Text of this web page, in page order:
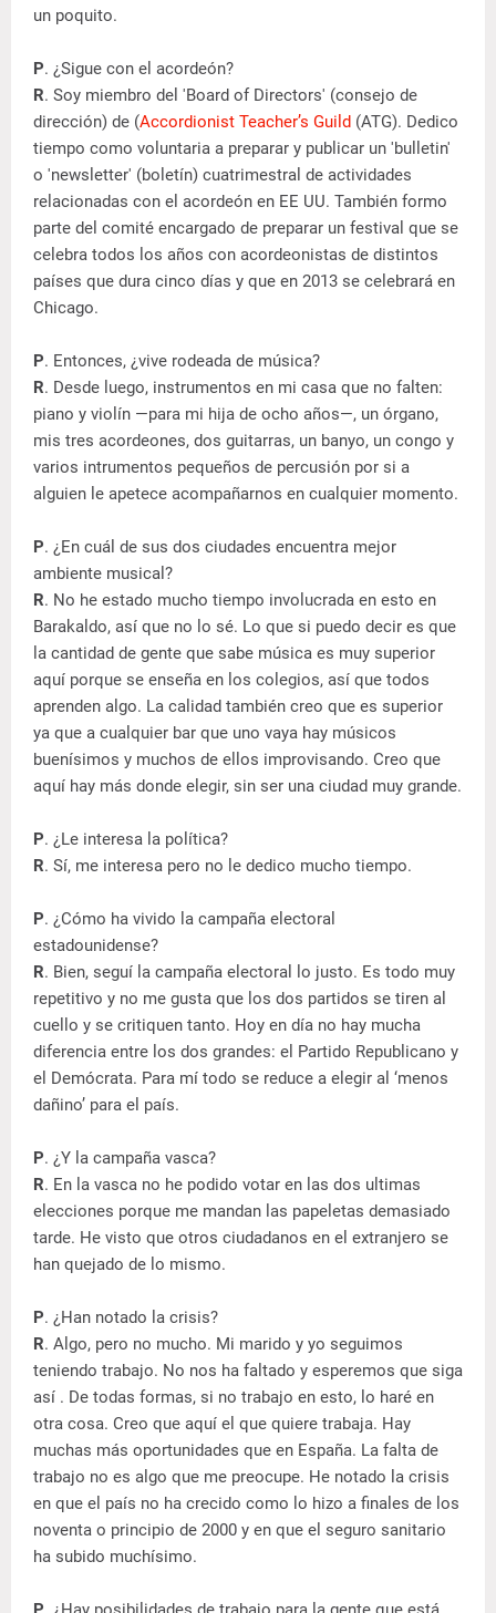
un poquito.
P. ¿Sigue con el acordeón?
R. Soy miembro del 'Board of Directors' (consejo de
dirección) de (Accordionist Teacher’s Guild (ATG). Dedico
tiempo como voluntaria a preparar y publicar un 'bulletin'
o 'newsletter' (boletín) cuatrimestral de actividades
relacionadas con el acordeón en EE UU. También formo
parte del comité encargado de preparar un festival que se
celebra todos los años con acordeonistas de distintos
países que dura cinco días y que en 2013 se celebrará en
Chicago.
P. Entonces, ¿vive rodeada de música?
R. Desde luego, instrumentos en mi casa que no falten:
piano y violín —para mi hija de ocho años—, un órgano,
mis tres acordeones, dos guitarras, un banyo, un congo y
varios intrumentos pequeños de percusión por si a
alguien le apetece acompañarnos en cualquier momento.
P. ¿En cuál de sus dos ciudades encuentra mejor
ambiente musical?
R. No he estado mucho tiempo involucrada en esto en
Barakaldo, así que no lo sé. Lo que si puedo decir es que
la cantidad de gente que sabe música es muy superior
aquí porque se enseña en los colegios, así que todos
aprenden algo. La calidad también creo que es superior
ya que a cualquier bar que uno vaya hay músicos
buenísimos y muchos de ellos improvisando. Creo que
aquí hay más donde elegir, sin ser una ciudad muy grande.
P. ¿Le interesa la política?
R. Sí, me interesa pero no le dedico mucho tiempo.
P. ¿Cómo ha vivido la campaña electoral
estadounidense?
R. Bien, seguí la campaña electoral lo justo. Es todo muy
repetitivo y no me gusta que los dos partidos se tiren al
cuello y se critiquen tanto. Hoy en día no hay mucha
diferencia entre los dos grandes: el Partido Republicano y
el Demócrata. Para mí todo se reduce a elegir al ‘menos
dañino’ para el país.
P. ¿Y la campaña vasca?
R. En la vasca no he podido votar en las dos ultimas
elecciones porque me mandan las papeletas demasiado
tarde. He visto que otros ciudadanos en el extranjero se
han quejado de lo mismo.
P. ¿Han notado la crisis?
R. Algo, pero no mucho. Mi marido y yo seguimos
teniendo trabajo. No nos ha faltado y esperemos que siga
así . De todas formas, si no trabajo en esto, lo haré en
otra cosa. Creo que aquí el que quiere trabaja. Hay
muchas más oportunidades que en España. La falta de
trabajo no es algo que me preocupe. He notado la crisis
en que el país no ha crecido como lo hizo a finales de los
noventa o principio de 2000 y en que el seguro sanitario
ha subido muchísimo.